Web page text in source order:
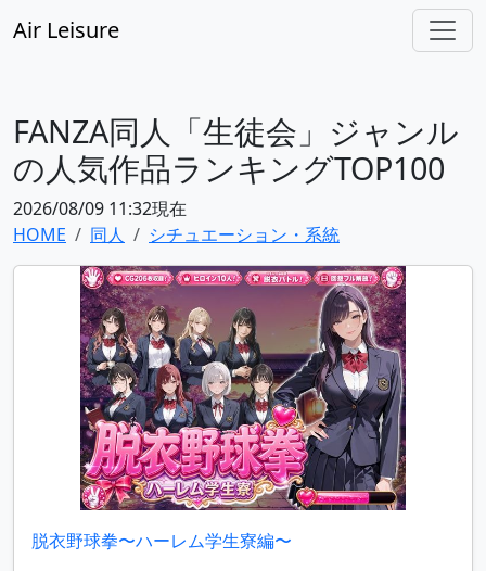
Air Leisure
FANZA同人「生徒会」ジャンル
の人気作品ランキングTOP100
2026/08/09 11:32現在
HOME
同人 シチュエーション・系統
脱衣野球拳〜ハーレム学生寮編〜